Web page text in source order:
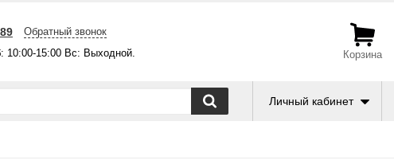
Обратный звонок
10:00-15:00 Вс: Выходной.
Корзина
Личный кабинет